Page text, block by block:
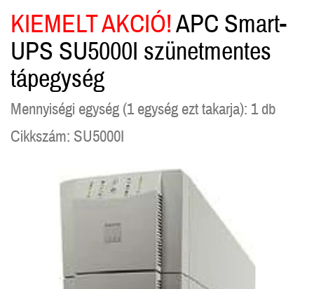
KIEMELT AKCIÓ!APC Smart-
UPS SU5000I szünetmentes
tápegység
Mennyiségi egység (1 egység ezt takarja): 1 db
Cikkszám: SU5000I